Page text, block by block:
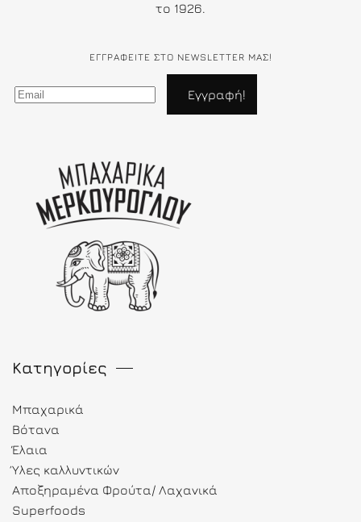
το 1926.
ΕΓΓΡΑΦΕΊΤΕ ΣΤΟ NEWSLETTER ΜΑΣ!
Κατηγορίες
Μπαχαρικά
Βότανα
Έλαια
Ύλες καλλυντικών
Αποξηραμένα Φρούτα/ Λαχανικά
Superfoods